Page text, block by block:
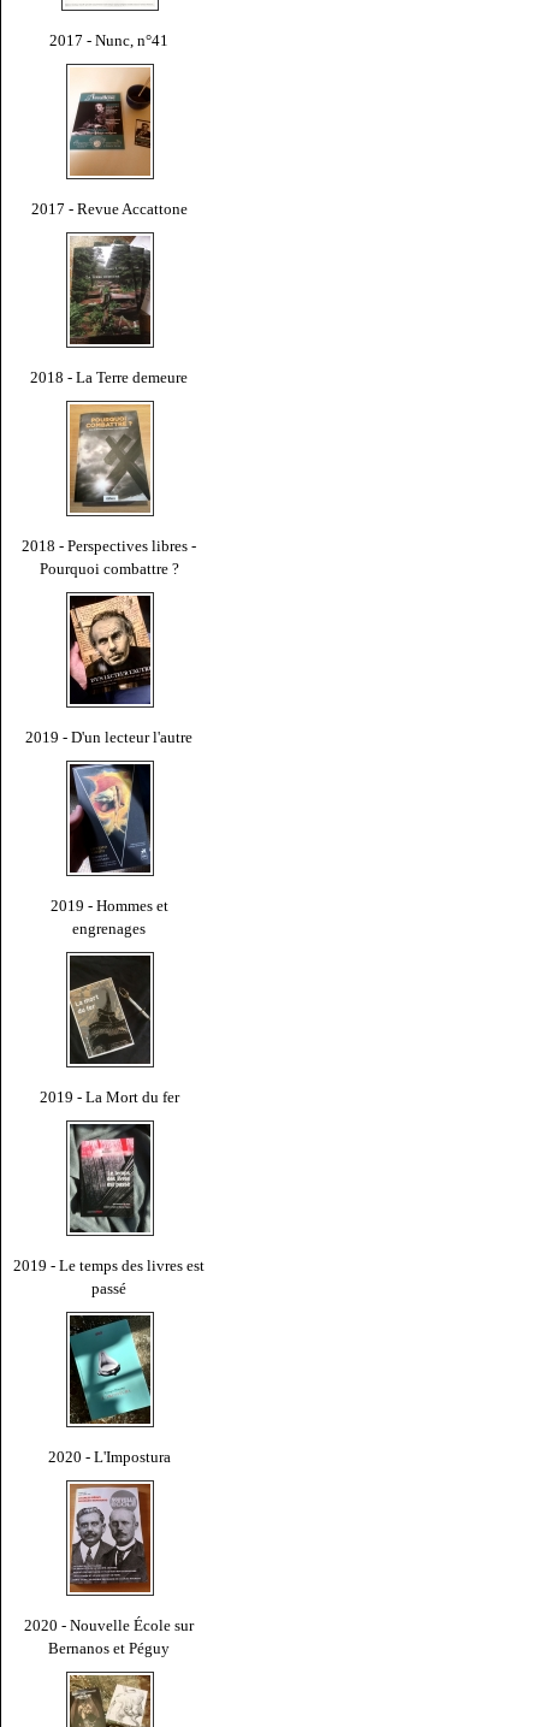
2017 - Nunc, n°41
2017 - Revue Accattone
2018 - La Terre demeure
2018 - Perspectives libres -
Pourquoi combattre ?
2019 - D'un lecteur l'autre
2019 - Hommes et
engrenages
2019 - La Mort du fer
2019 - Le temps des livres est
passé
2020 - L'Impostura
2020 - Nouvelle École sur
Bernanos et Péguy